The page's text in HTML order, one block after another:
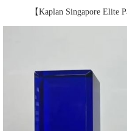
【Kaplan Singapore Elite